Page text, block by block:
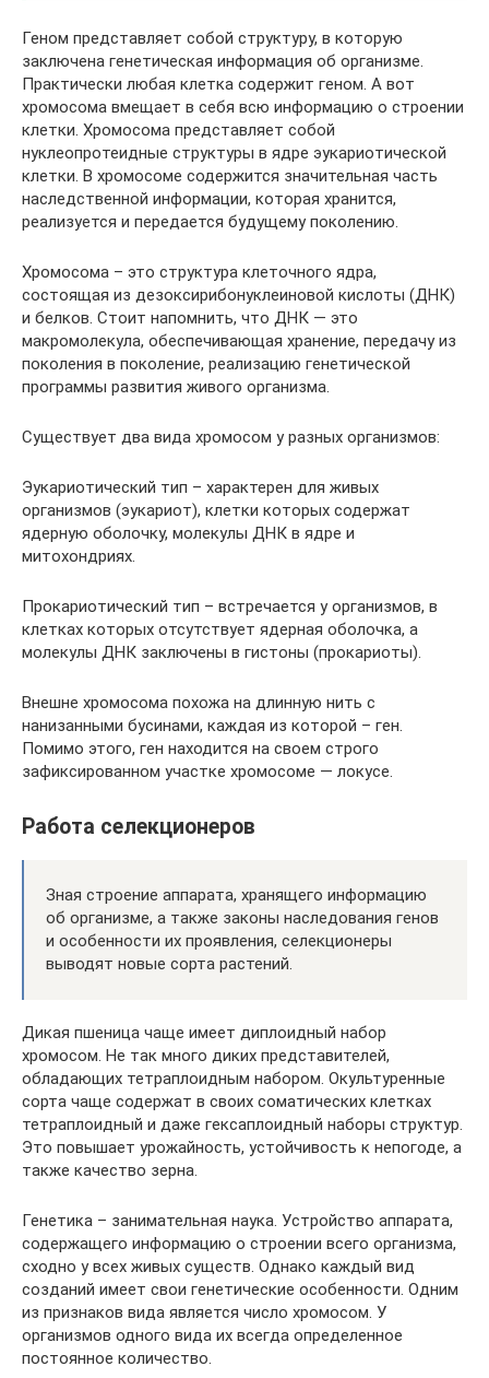
Геном представляет собой структуру, в которую
заключена генетическая информация об организме.
Практически любая клетка содержит геном. А вот
хромосома вмещает в себя всю информацию о строении
клетки. Хромосома представляет собой
нуклеопротеидные структуры в ядре эукариотической
клетки. В хромосоме содержится значительная часть
наследственной информации, которая хранится,
реализуется и передается будущему поколению.
Хромосома – это структура клеточного ядра,
состоящая из дезоксирибонуклеиновой кислоты (ДНК)
и белков. Стоит напомнить, что ДНК — это
макромолекула, обеспечивающая хранение, передачу из
поколения в поколение, реализацию генетической
программы развития живого организма.
Существует два вида хромосом у разных организмов:
Эукариотический тип – характерен для живых
организмов (эукариот), клетки которых содержат
ядерную оболочку, молекулы ДНК в ядре и
митохондриях.
Прокариотический тип – встречается у организмов, в
клетках которых отсутствует ядерная оболочка, а
молекулы ДНК заключены в гистоны (прокариоты).
Внешне хромосома похожа на длинную нить с
нанизанными бусинами, каждая из которой – ген.
Помимо этого, ген находится на своем строго
зафиксированном участке хромосоме — локусе.
Работа селекционеров
Зная строение аппарата, хранящего информацию
об организме, а также законы наследования генов
и особенности их проявления, селекционеры
выводят новые сорта растений.
Дикая пшеница чаще имеет диплоидный набор
хромосом. Не так много диких представителей,
обладающих тетраплоидным набором. Окультуренные
сорта чаще содержат в своих соматических клетках
тетраплоидный и даже гексаплоидный наборы структур.
Это повышает урожайность, устойчивость к непогоде, а
также качество зерна.
Генетика – занимательная наука. Устройство аппарата,
содержащего информацию о строении всего организма,
сходно у всех живых существ. Однако каждый вид
созданий имеет свои генетические особенности. Одним
из признаков вида является число хромосом. У
организмов одного вида их всегда определенное
постоянное количество.